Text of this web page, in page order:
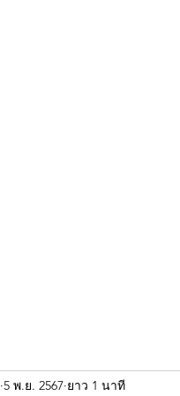
5 พ.ย. 2567 ยาว 1 นาที